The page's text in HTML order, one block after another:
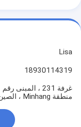
Lisa
18930114319
منطقة Minhang ، الصين